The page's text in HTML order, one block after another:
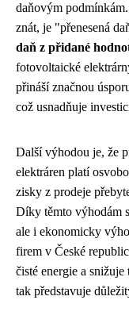
daňovým
znát, je "přenesená
daň z přidané
fotovoltaické
přináší značnou
což usnadňuje
Další výhodou je, že
elektráren platí
zisky z prodeje
Díky těmto výhodám
ale i ekonomicky
firem v České
čisté energie a
tak představuje